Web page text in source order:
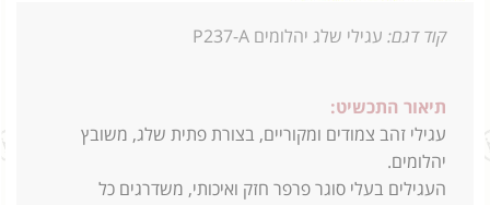
קוד דגם: עגילי שלג יהלומים P237-A
תיאור התכשיט:
עגילי זהב צמודים ומקוריים, בצורת פתית שלג, משובץ
יהלומים.
העגילים בעלי סוגר פרפר חזק ואיכותי, משדרגים כל